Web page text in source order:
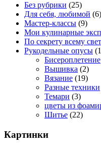
Без рубрики (25)
Для себя, любимой (6)
Мастер-классы (9)
Мои кулинарные
По секрету всему
Рукодельные опусы
Бисероплетение
Вышивка (2)
Вязание (19)
Разные техники
Темари (3)
цветы из
Шитье (22)
Картинки